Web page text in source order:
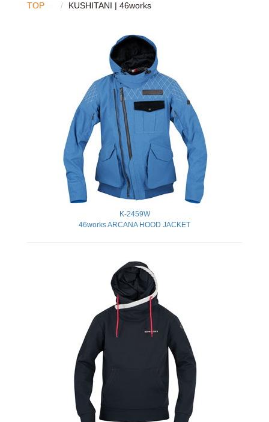
TOP KUSHITANI | 46works
K-2459W
46works ARCANA HOOD JACKET